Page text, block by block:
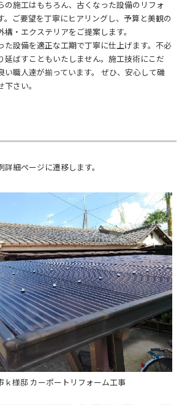
の施工はもちろん、古くなった設備のリフォ
。ご要望を丁寧にヒアリングし、予算と美観の
・エクステリアをご提案します。
た設備を適正な工期で丁寧に仕上げます。不必
延ばすこともいたしません。施工技術にこだ
い職人達が揃っています。 ぜひ、安心して磯
さい。
細ページに遷移します。
ｋ様邸 カーポートリフォーム工事